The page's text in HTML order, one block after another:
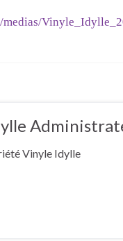
Vinyle Idylle